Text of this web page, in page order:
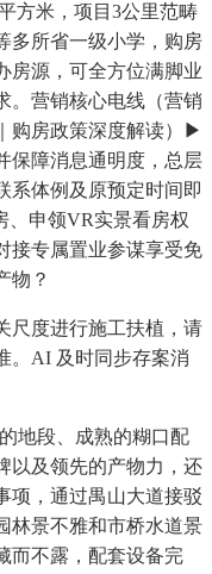
方米，项目3公里范畴
多所省一级小学，购房
房源，可全方位满脚业
。营销核心电线（营销
购房政策深度解读）▶
保障消息通明度，总层
系体例及原预定时间即
、申领VR实景看房权
接专属置业参谋享受免
物？
度进行施工扶植，请
。AI 及时同步存案消
地段、成熟的糊口配
以及领先的产物力，还
项，通过禺山大道接驳
林景不雅和市桥水道景
而不露，配套设备完